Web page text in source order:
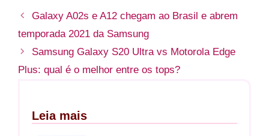
Galaxy A02s e A12 chegam ao Brasil e abrem
temporada 2021 da Samsung
Samsung Galaxy S20 Ultra vs Motorola Edge
Plus: qual é o melhor entre os tops?
Leia mais